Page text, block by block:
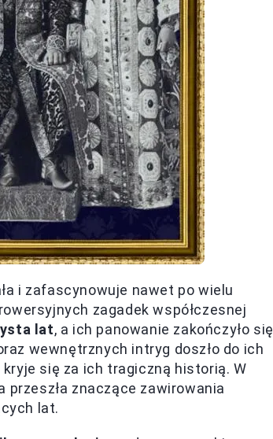
i zafascynowuje nawet po wielu
zagadek współczesnej
lat, a ich panowanie zakończyło się
wewnętrznych intryg doszło do ich
się za ich tragiczną historią. W
przeszła znaczące zawirowania
lat.